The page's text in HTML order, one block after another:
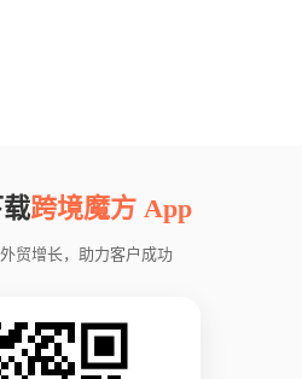
跨境魔方 App
贸增长，助力客户成功